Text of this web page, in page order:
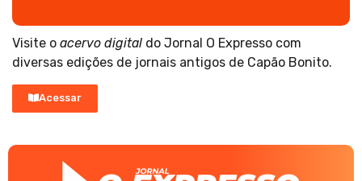
Visite o acervo digital do Jornal O Expresso com
diversas edições de jornais antigos de Capão Bonito.
Acessar